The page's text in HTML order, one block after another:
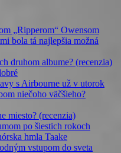
„Ripperom“ Owensom
bola tá najlepšia možná
druhom albume? (recenzia)
s Airbourne už v utorok
niečoho väčšieho?
miesto? (recenzia)
po šiestich rokoch
hmla Taake
vstupom do sveta